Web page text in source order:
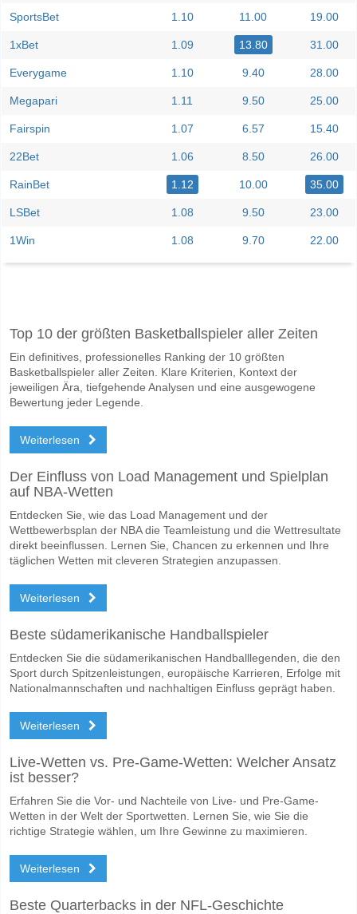
SportsBet 1.10 11.00 19.00
1xBet 1.09 13.80 31.00
Everygame 1.10 9.40 28.00
Megapari 1.11 9.50 25.00
Fairspin 1.07 6.57 15.40
22Bet 1.06 8.50 26.00
RainBet 1.12 10.00 35.00
LSBet 1.08 9.50 23.00
1Win 1.08 9.70 22.00
Das Spiel zwischen England v New Zealand 06 June 2026 21:00.
Wer ist das Lieblingsteam, zwischen dem zu
England für den Gewinner den Spiel, mit einer Wahrscheinlichkeit von
Nein für Beide Teams Erzielen, mit einem Prozentsatz von 75%.
Wofür ist die richtige Ergebnisprognose England v
Auf der riskanten Seite, können Sie das Korrektes Ergebnis von
Top 10 der größten Basketballspieler aller Zeiten
Ein definitives, professionelles Ranking der 10 größten
Basketballspieler aller Zeiten. Klare Kriterien, Kontext der
jeweiligen Ära, tiefgehende Analysen und eine ausgewogene
Bewertung jeder Legende.
Weiterlesen
Der Einfluss von Load Management und Spielplan
auf NBA-Wetten
Entdecken Sie, wie das Load Management und der
Wettbewerbsplan der NBA die Teamleistung und die Wettresultate
direkt beeinflussen. Lernen Sie, Chancen zu erkennen und Ihre
täglichen Wetten mit cleveren Strategien anzupassen.
Weiterlesen
Beste südamerikanische Handballspieler
Entdecken Sie die südamerikanischen Handballlegenden, die den
Sport durch Spitzenleistungen, europäische Karrieren, Erfolge mit
Nationalmannschaften und nachhaltigen Einfluss geprägt haben.
Weiterlesen
Live-Wetten vs. Pre-Game-Wetten: Welcher Ansatz
ist besser?
Erfahren Sie die Vor- und Nachteile von Live- und Pre-Game-
Wetten in der Welt der Sportwetten. Lernen Sie, wie Sie die
richtige Strategie wählen, um Ihre Gewinne zu maximieren.
Weiterlesen
Beste Quarterbacks in der NFL-Geschichte